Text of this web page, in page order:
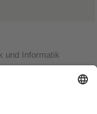
und Informatik